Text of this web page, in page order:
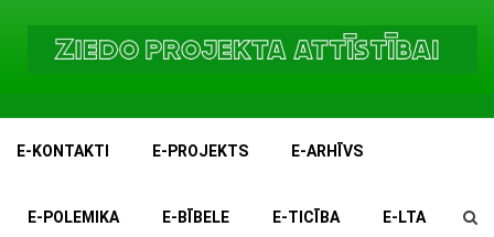
E-KONTAKTI E-PROJEKTS E-ARHĪVS
E-POLEMIKA E-BĪBELE E-TICĪBA E-LTA